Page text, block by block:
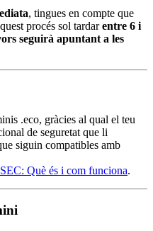
, tingues en compte que
procés sol tardarentre 6 i
seguirà apuntant a les
.eco, gràcies al qual el teu
de seguretat que li
siguin compatibles amb
Què és i com funciona.